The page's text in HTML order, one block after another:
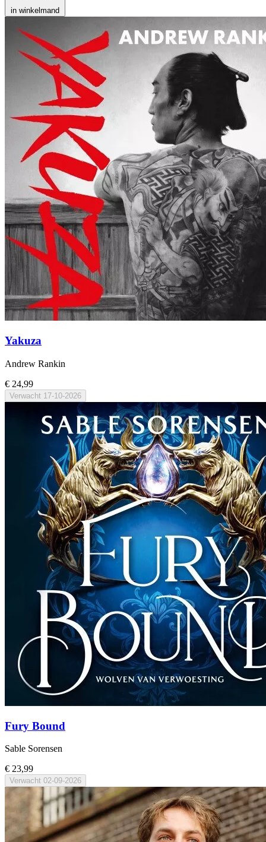
in winkelmand
Yakuza
Andrew Rankin
€ 24,99
Verwacht 17-10-2026
Fury Bound
Sable Sorensen
€ 23,99
Verwacht 02-09-2026